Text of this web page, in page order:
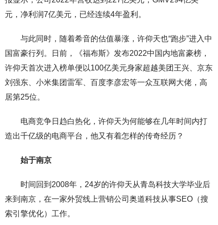
元，净利润7亿美元，已经连续4年盈利。
与此同时，随着希音的估值暴涨，许仰天也“跑步”进入中
国富豪行列。日前，《福布斯》发布2022中国内地富豪榜，
许仰天首次进入榜单便以100亿美元身家超越美团王兴、京东
刘强东、小米集团雷军、百度李彦宏等一众互联网大佬，高
居第25位。
电商竞争日趋白热化，许仰天为何能够在几年时间内打
造出千亿级的电商平台，他又有着怎样的传奇经历？
始于南京
时间回到2008年，24岁的许仰天从青岛科技大学毕业后
来到南京，在一家外贸线上营销公司奥道科技从事SEO（搜
索引擎优化）工作。